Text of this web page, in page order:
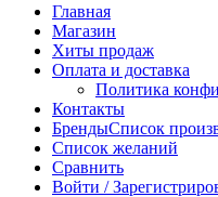
Главная
Магазин
Хиты продаж
Оплата и доставка
Политика
Контакты
БрендыСписок
Список желаний
Сравнить
Войти /